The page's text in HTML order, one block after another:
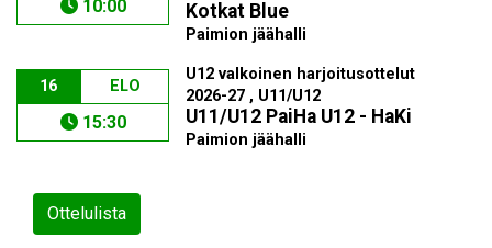
10:00
Kotkat Blue
Paimion jäähalli
16 ELO
15:30
U12 valkoinen harjoitusottelut
2026-27 , U11/U12
U11/U12 PaiHa U12 - HaKi
Paimion jäähalli
Ottelulista